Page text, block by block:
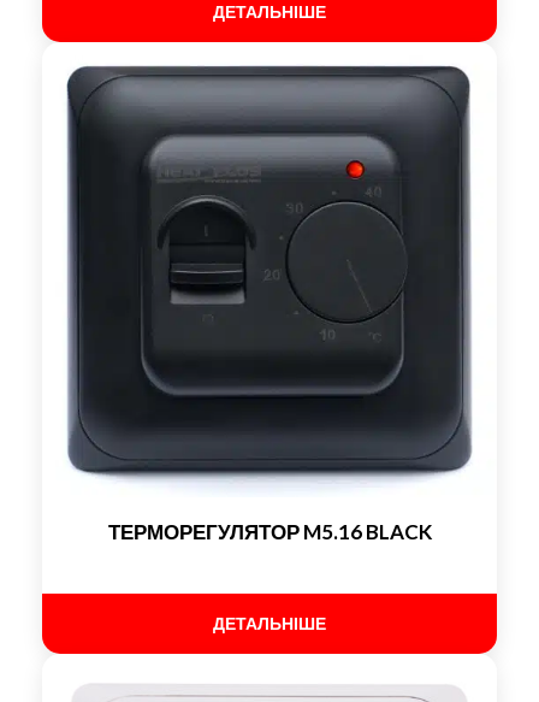
ДЕТАЛЬНІШЕ
ТЕРМОРЕГУЛЯТОР M5.16 BLACK
ДЕТАЛЬНІШЕ